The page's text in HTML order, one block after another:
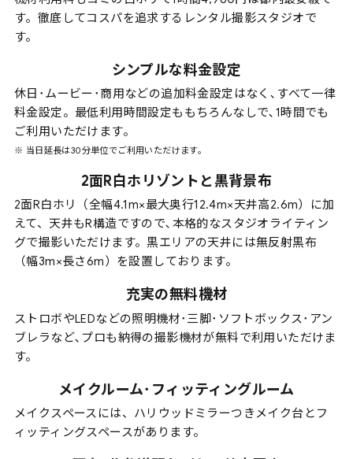
す。徹底してコスパを追求するレンタル撮影スタジオで
す。
シンプルな料金設定
休日･ムービー･商用などの追加料金設定はなく､すべて一律
料金設定。最低利用時間設定ももちろんなしで､1時間でも
ご利用いただけます。
※ 当日延長は30分単位でご利用いただけます。
2面R白ホリゾントと黒背景布
2面R白ホリ（全幅4.1m×最大奥行12.4m×天井高2.6m）に加
えて、天井もR構造ですので､本格的なスタジオライティン
グで撮影いただけます。黒エリアの天井には無反射黒布
（幅3m×長さ6m）を設置しております。
充実の無料機材
ストロボやLEDなどの照明機材･三脚･ソフトボックス･アン
ブレラなど､プロも納得の撮影機材が無料で利用いただけま
す。
メイクルーム･フィッティングルーム
メイクスペースには、ハリウッドミラーつきメイク台とフ
ィッティングスペースがあります。